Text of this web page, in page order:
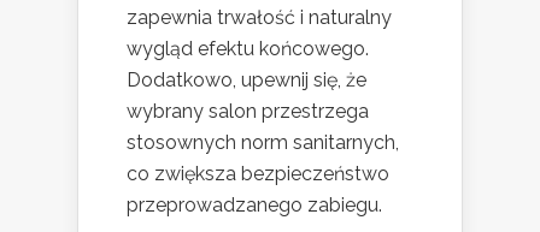
zapewnia trwałość i naturalny
wygląd efektu końcowego.
Dodatkowo, upewnij się, że
wybrany salon przestrzega
stosownych norm sanitarnych,
co zwiększa bezpieczeństwo
przeprowadzanego zabiegu.